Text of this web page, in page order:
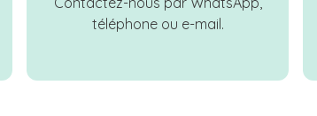
téléphone ou e-mail.